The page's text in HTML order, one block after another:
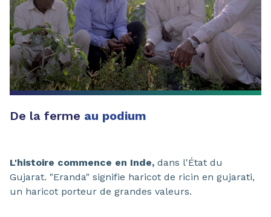
De la ferme au podium
L'histoire commence en Inde, dans l'État du
Gujarat. "Eranda" signifie haricot de ricin en gujarati,
un haricot porteur de grandes valeurs.